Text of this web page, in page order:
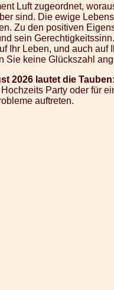
Luft zugeordnet,
sind. Die ewige
Zu den positiven
sein Gerechtigkeitssinn.
Ihr Leben, und auch auf
Sie keine Glückszahl
2026 lautet die Tauben:
Party oder für
auftreten.